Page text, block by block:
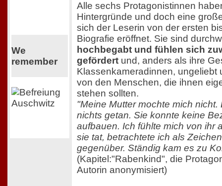
We
remember
Alle sechs Protagonistinnen
Hintergründe und doch eine
sich der Leserin von der ersten
Biografie eröffnet. Sie sind
hochbegabt und fühlen sich
gefördert und, anders als ihre
Klassenkameradinnen, ungeliebt
von den Menschen, die ihnen
stehen sollten.
"Meine Mutter mochte mich nicht.
nichts getan. Sie konnte keine
aufbauen. Ich fühlte mich von ihr
sie tat, betrachtete ich als
gegenüber. Ständig kam es zu
(Kapitel:"Rabenkind", die
Autorin anonymisiert)